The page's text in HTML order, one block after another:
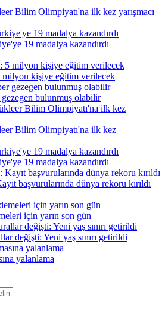
Bilim Olimpiyatı'na ilk kez yarışmacı
19 madalya kazandırdı
milyon kişiye eğitim verilecek
bulunmuş olabilir
Bilim Olimpiyatı'na ilk kez
19 madalya kazandırdı
başvurularında dünya rekoru kırıldı
için yarın son gün
değişti: Yeni yaş sınırı getirildi
yalanlama